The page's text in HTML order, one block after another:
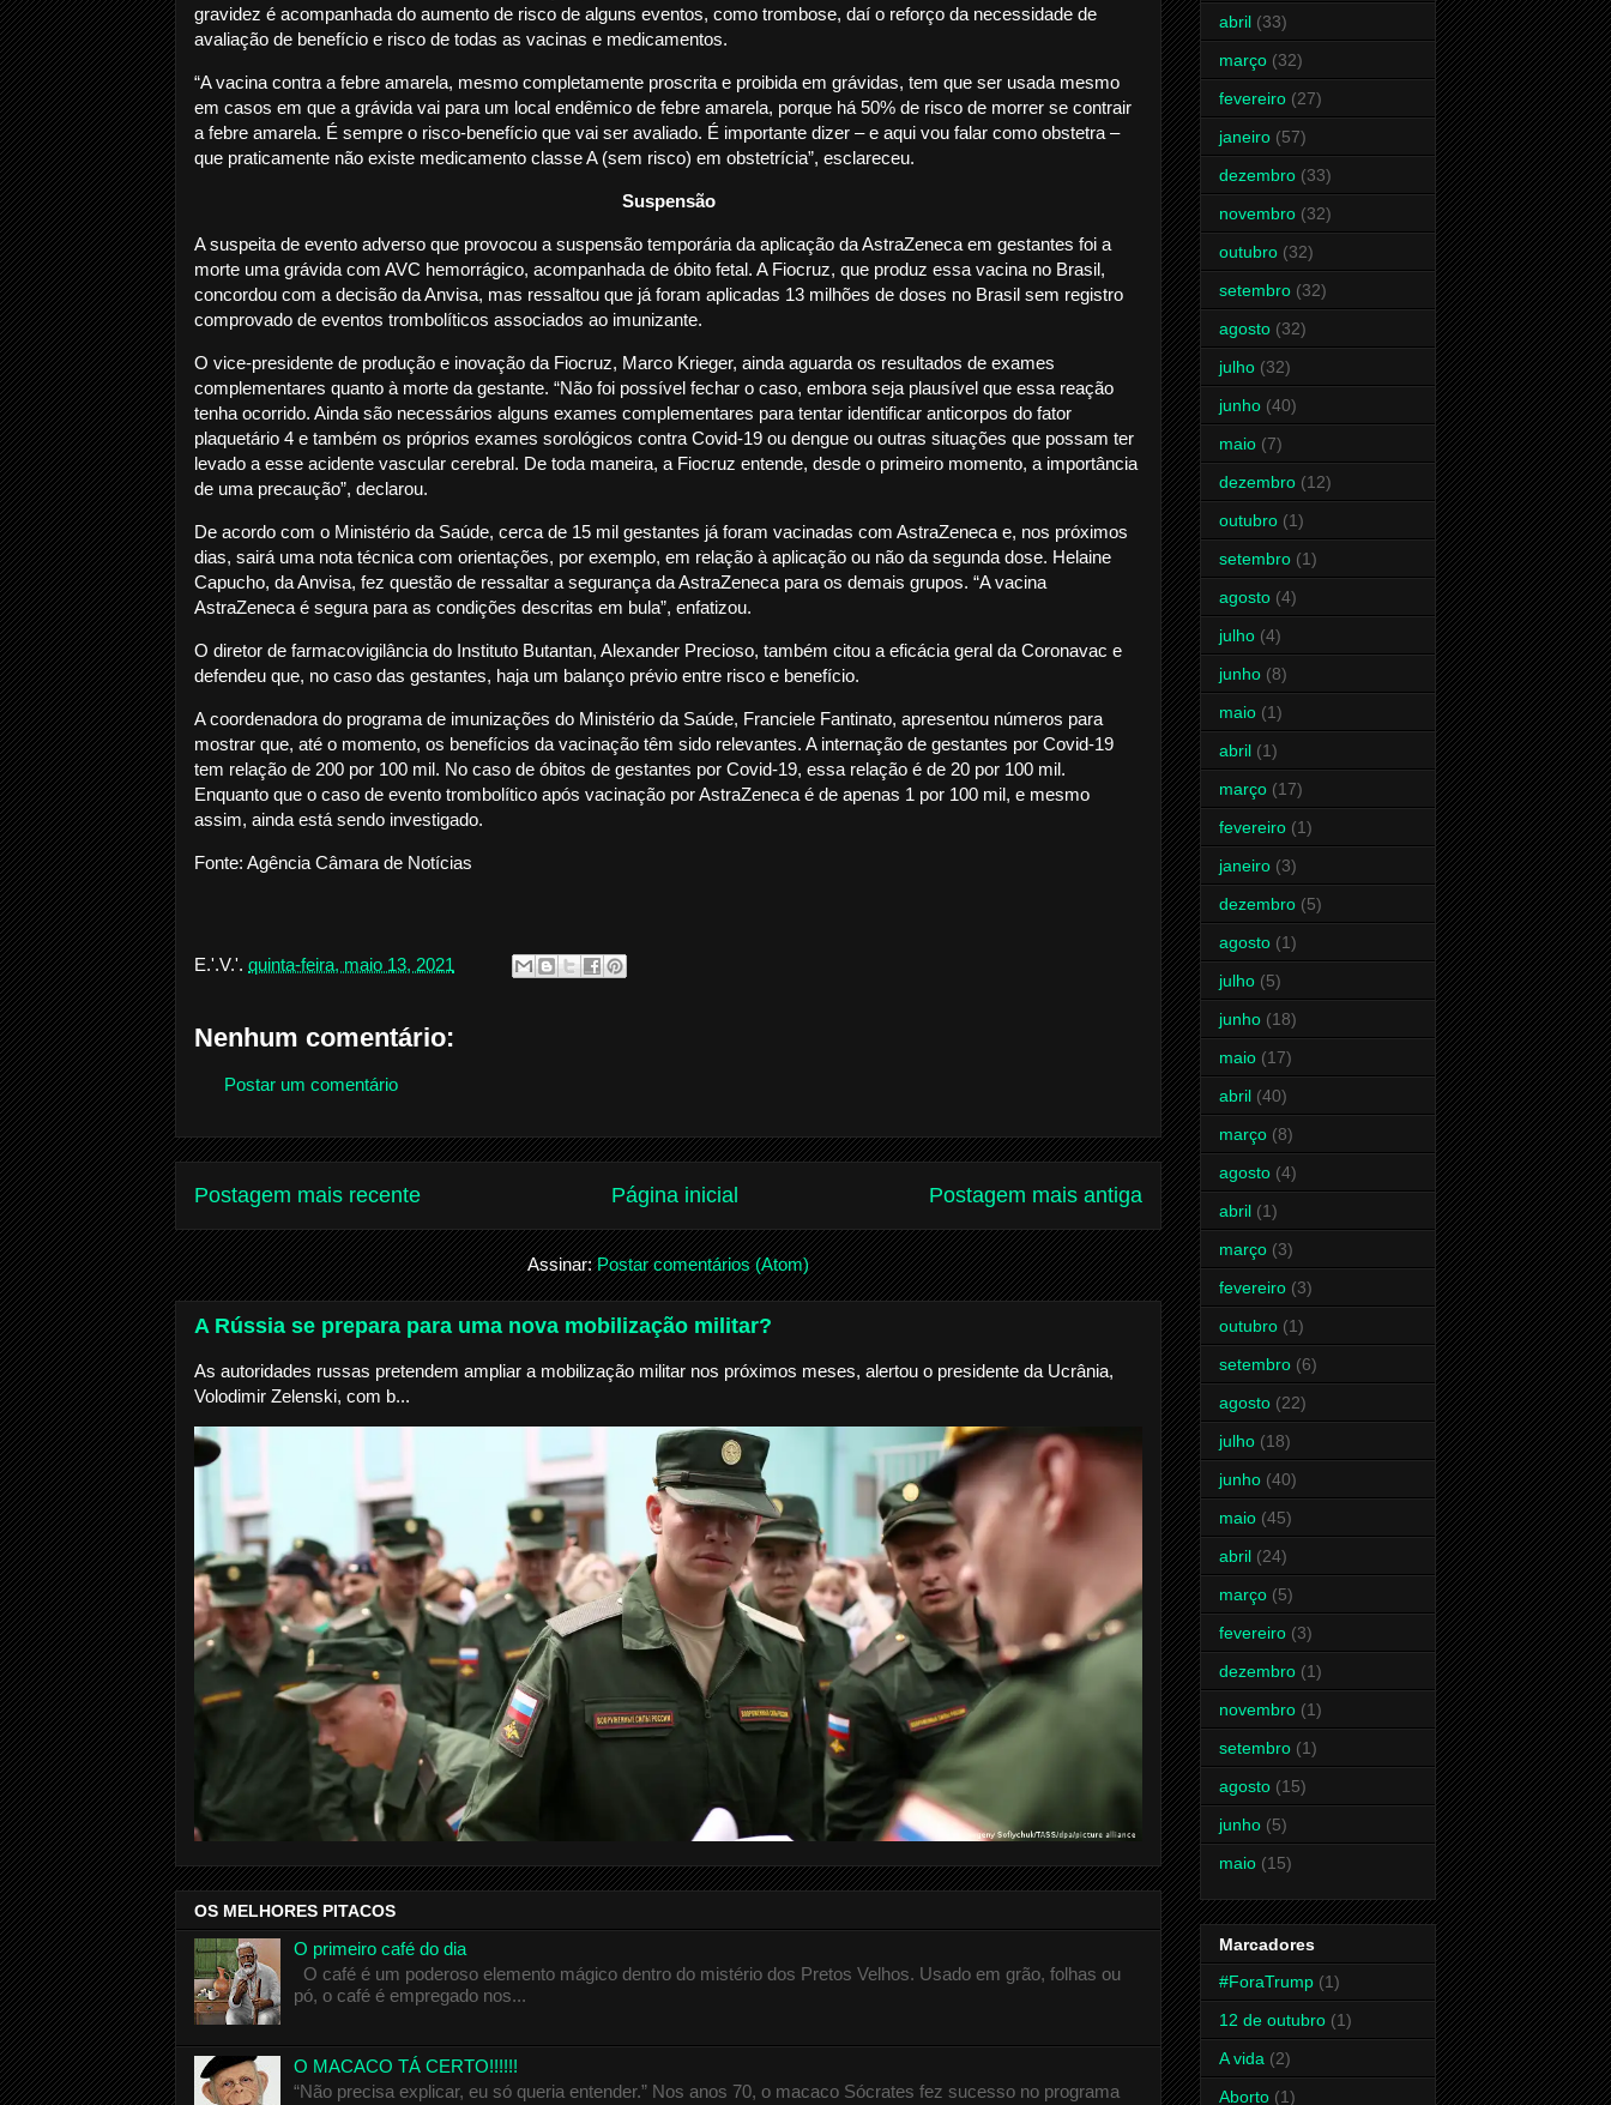
gravidez é acompanhada do aumento de risco de alguns eventos, como trombose, daí o reforço da necessidade de
avaliação de benefício e risco de todas as vacinas e medicamentos.
“A vacina contra a febre amarela, mesmo completamente proscrita e proibida em grávidas, tem que ser usada mesmo
em casos em que a grávida vai para um local endêmico de febre amarela, porque há 50% de risco de morrer se contrair
a febre amarela. É sempre o risco-benefício que vai ser avaliado. É importante dizer – e aqui vou falar como obstetra –
que praticamente não existe medicamento classe A (sem risco) em obstetrícia”, esclareceu.
Suspensão
A suspeita de evento adverso que provocou a suspensão temporária da aplicação da AstraZeneca em gestantes foi a
morte uma grávida com AVC hemorrágico, acompanhada de óbito fetal. A Fiocruz, que produz essa vacina no Brasil,
concordou com a decisão da Anvisa, mas ressaltou que já foram aplicadas 13 milhões de doses no Brasil sem registro
comprovado de eventos trombolíticos associados ao imunizante.
O vice-presidente de produção e inovação da Fiocruz, Marco Krieger, ainda aguarda os resultados de exames
complementares quanto à morte da gestante. “Não foi possível fechar o caso, embora seja plausível que essa reação
tenha ocorrido. Ainda são necessários alguns exames complementares para tentar identificar anticorpos do fator
plaquetário 4 e também os próprios exames sorológicos contra Covid-19 ou dengue ou outras situações que possam ter
levado a esse acidente vascular cerebral. De toda maneira, a Fiocruz entende, desde o primeiro momento, a importância
de uma precaução”, declarou.
De acordo com o Ministério da Saúde, cerca de 15 mil gestantes já foram vacinadas com AstraZeneca e, nos próximos
dias, sairá uma nota técnica com orientações, por exemplo, em relação à aplicação ou não da segunda dose. Helaine
Capucho, da Anvisa, fez questão de ressaltar a segurança da AstraZeneca para os demais grupos. “A vacina
AstraZeneca é segura para as condições descritas em bula”, enfatizou.
O diretor de farmacovigilância do Instituto Butantan, Alexander Precioso, também citou a eficácia geral da Coronavac e
defendeu que, no caso das gestantes, haja um balanço prévio entre risco e benefício.
A coordenadora do programa de imunizações do Ministério da Saúde, Franciele Fantinato, apresentou números para
mostrar que, até o momento, os benefícios da vacinação têm sido relevantes. A internação de gestantes por Covid-19
tem relação de 200 por 100 mil. No caso de óbitos de gestantes por Covid-19, essa relação é de 20 por 100 mil.
Enquanto que o caso de evento trombolítico após vacinação por AstraZeneca é de apenas 1 por 100 mil, e mesmo
assim, ainda está sendo investigado.
Fonte: Agência Câmara de Notícias
E.'.V.'. quinta-feira, maio 13, 2021
Nenhum comentário:
Postar um comentário
Postagem mais recente Postagem mais antiga
Página inicial
Assinar:Postar comentários (Atom)
A Rússia se prepara para uma nova mobilização militar?
As autoridades russas pretendem ampliar a mobilização militar nos próximos meses, alertou o presidente da Ucrânia,
Volodimir Zelenski, com b...
OS MELHORES PITACOS
O primeiro café do dia
O café é um poderoso elemento mágico dentro do mistério dos Pretos Velhos. Usado em grão, folhas ou
pó, o café é empregado nos...
O MACACO TÁ CERTO!!!!!!
“Não precisa explicar, eu só queria entender.” Nos anos 70, o macaco Sócrates fez sucesso no programa
abril (33)
março (32)
fevereiro (27)
janeiro (57)
dezembro (33)
novembro (32)
outubro (32)
setembro (32)
agosto (32)
julho (32)
junho (40)
maio (7)
dezembro (12)
outubro (1)
setembro (1)
agosto (4)
julho (4)
junho (8)
maio (1)
abril (1)
março (17)
fevereiro (1)
janeiro (3)
dezembro (5)
agosto (1)
julho (5)
junho (18)
maio (17)
abril (40)
março (8)
agosto (4)
abril (1)
março (3)
fevereiro (3)
outubro (1)
setembro (6)
agosto (22)
julho (18)
junho (40)
maio (45)
abril (24)
março (5)
fevereiro (3)
dezembro (1)
novembro (1)
setembro (1)
agosto (15)
junho (5)
maio (15)
Marcadores
#ForaTrump (1)
12 de outubro (1)
A vida (2)
Aborto (1)